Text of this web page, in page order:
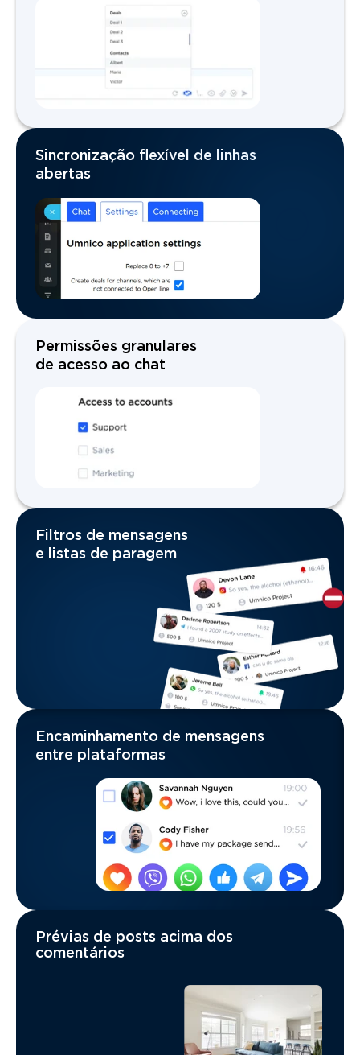
Sincronização flexível de linhas
abertas
Permissões granulares
de acesso ao chat
Encaminhamento de mensagens
entre plataformas
Prévias de posts acima dos
comentários
Filtros de mensagens
e listas de paragem